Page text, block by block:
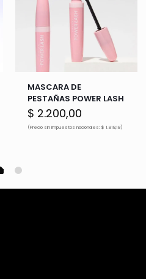
MASCARA DE
PESTAÑAS POWER LASH
$ 2.200,00
(Precio sin impuestos nacionales: $ 1.818,18)